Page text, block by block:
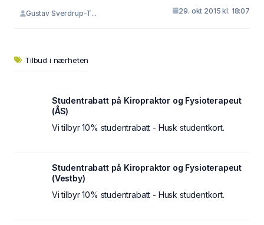
Gustav Sverdrup-T... 29. okt 2015 kl. 18:07
Tilbud i nærheten
Studentrabatt på Kiropraktor og Fysioterapeut
(ÅS)
Vi tilbyr 10% studentrabatt - Husk studentkort.
Studentrabatt på Kiropraktor og Fysioterapeut
(Vestby)
Vi tilbyr 10% studentrabatt - Husk studentkort.